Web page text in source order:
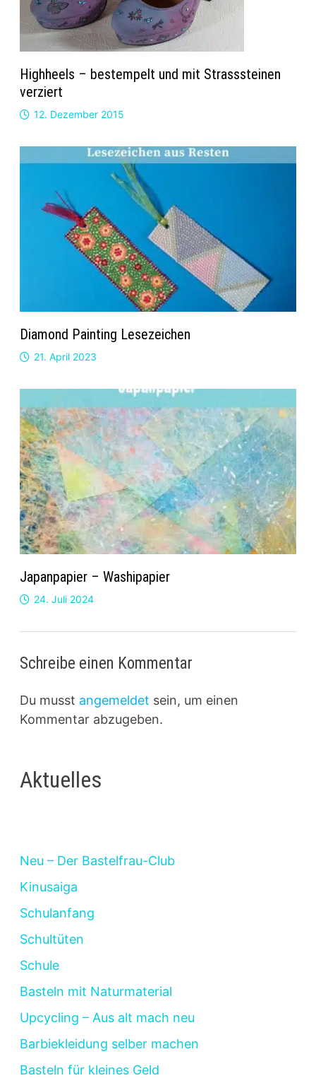
Highheels – bestempelt und mit Strasssteinen
verziert
12. Dezember 2015
Diamond Painting Lesezeichen
21. April 2023
Japanpapier – Washipapier
24. Juli 2024
Schreibe einen Kommentar
Du musst angemeldet sein, um einen
Kommentar abzugeben.
Aktuelles
Neu – Der Bastelfrau-Club
Kinusaiga
Schulanfang
Schultüten
Schule
Basteln mit Naturmaterial
Upcycling – Aus alt mach neu
Barbiekleidung selber machen
Basteln für kleines Geld